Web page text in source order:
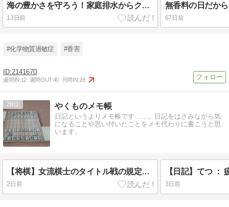
海の豊かさを守ろう！家庭排水からクリーンに
13日前 67日前
#化学物質過敏症 #香害
2141670
週間IN:12 週間OUT:40 月間IN:28
28 やくものメモ帳
日記というよりメモ帳です……。日記をはさみながら気
になることや思い付いたことをメモ代わりに書こうと思
います。
【将棋】女流棋士のタイトル戦の規定の見直しについて（ついでなので…… #05）
2日前
【日記】てつ ：
3日前